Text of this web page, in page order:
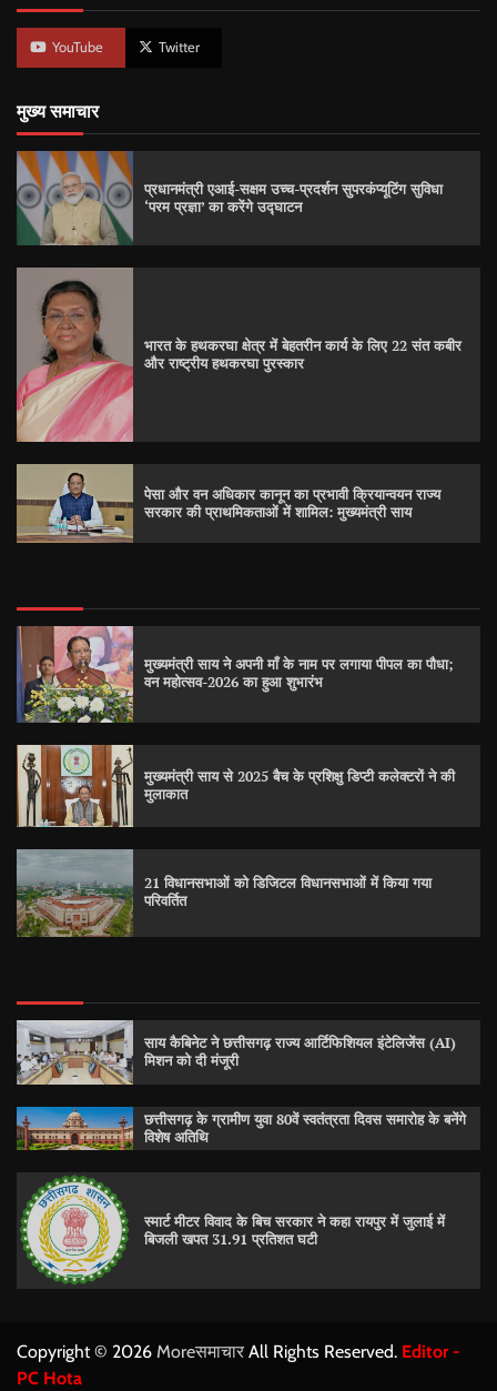
YouTube Twitter
मुख्य समाचार
प्रधानमंत्री एआई-सक्षम उच्च-प्रदर्शन सुपरकंप्यूटिंग सुविधा
‘परम प्रज्ञा’ का करेंगे उद्घाटन
भारत के हथकरघा क्षेत्र में बेहतरीन कार्य के लिए 22 संत कबीर
और राष्ट्रीय हथकरघा पुरस्कार
पेसा और वन अधिकार कानून का प्रभावी क्रियान्वयन राज्य
सरकार की प्राथमिकताओं में शामिल: मुख्यमंत्री साय
मुख्यमंत्री साय ने अपनी माँ के नाम पर लगाया पीपल का पौधा;
वन महोत्सव-2026 का हुआ शुभारंभ
मुख्यमंत्री साय से 2025 बैच के प्रशिक्षु डिप्टी कलेक्टरों ने की
मुलाकात
21 विधानसभाओं को डिजिटल विधानसभाओं में किया गया
परिवर्तित
साय कैबिनेट ने छत्तीसगढ़ राज्य आर्टिफिशियल इंटेलिजेंस (AI)
मिशन को दी मंजूरी
छत्तीसगढ़ के ग्रामीण युवा 80वें स्वतंत्रता दिवस समारोह के बनेंगे
विशेष अतिथि
स्मार्ट मीटर विवाद के बिच सरकार ने कहा रायपुर में जुलाई में
बिजली खपत 31.91 प्रतिशत घटी
Copyright © 2026 Moreसमाचार All Rights Reserved. Editor -
PC Hota